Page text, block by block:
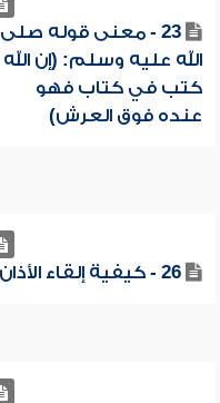
23 - معنى قوله صلى
الله عليه وسلم: (إن الله
كتب في كتاب فهو
عنده فوق العرش)
26 - كيفية إلقاء الأذان